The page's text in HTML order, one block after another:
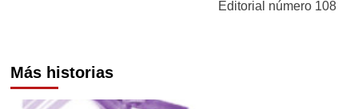
Editorial número 108
Más historias